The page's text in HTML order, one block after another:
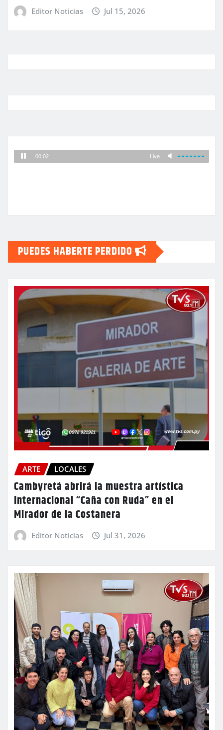
Editor Noticias Jul 15, 2026
PUEDES HABERTE PERDIDO
ARTE LOCALES
Cambyretá abrirá la muestra artística
internacional “Caña con Ruda” en el
Mirador de la Costanera
Editor Noticias Jul 31, 2026